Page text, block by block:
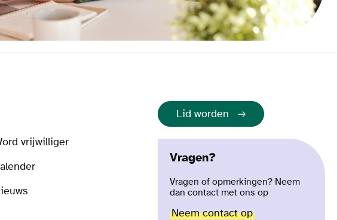
vrijwilliger
Lid worden
Vragen?
Vragen of opmerkingen? Neem
dan contact met ons op
Neem contact op